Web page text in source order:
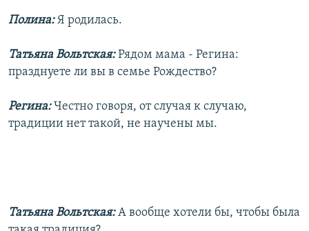
Полина:Я родилась.
Татьяна Вольтская:Рядом мама - Регина:
празднуете ли вы в семье Рождество?
Регина:Честно говоря, от случая к случаю,
традиции нет такой, не научены мы.
Татьяна Вольтская:А вообще хотели бы, чтобы была